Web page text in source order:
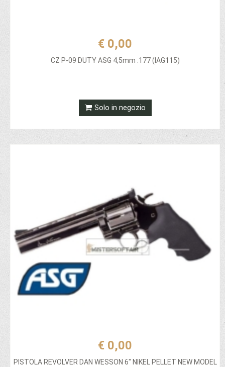
€ 0,00
CZ P-09 DUTY ASG 4,5mm .177 (IAG115)
Solo in negozio
€ 0,00
PISTOLA REVOLVER DAN WESSON 6" NIKEL PELLET NEW MODEL